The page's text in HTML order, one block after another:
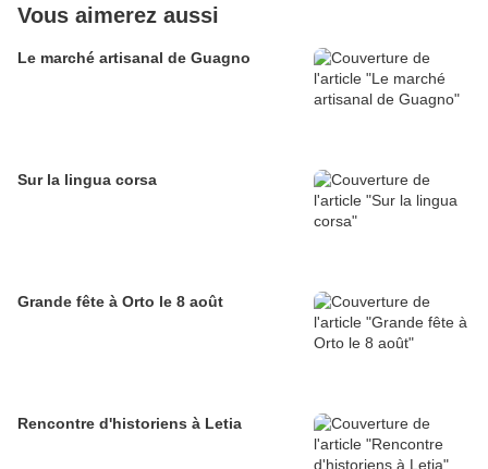
Vous aimerez aussi
Le marché artisanal de Guagno
Sur la lingua corsa
Grande fête à Orto le 8 août
Rencontre d'historiens à Letia